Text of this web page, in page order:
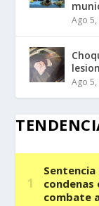
Ago
Ago